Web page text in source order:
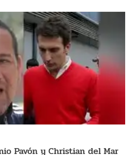
Pavón y Christian del Mar